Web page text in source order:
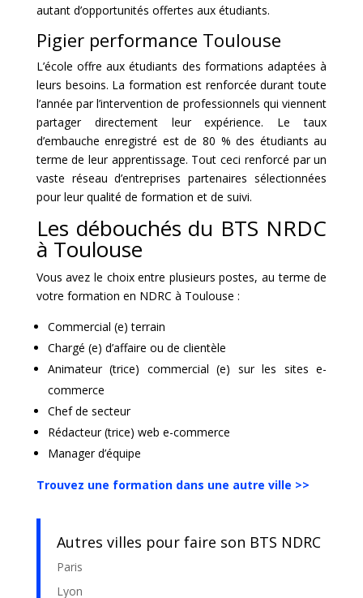
autant d’opportunités offertes aux étudiants.
Pigier performance Toulouse
L’école offre aux étudiants des formations adaptées à
leurs besoins. La formation est renforcée durant toute
l’année par l’intervention de professionnels qui viennent
partager directement leur expérience. Le taux
d’embauche enregistré est de 80 % des étudiants au
terme de leur apprentissage. Tout ceci renforcé par un
vaste réseau d’entreprises partenaires sélectionnées
pour leur qualité de formation et de suivi.
Les débouchés du BTS NRDC
à Toulouse
Vous avez le choix entre plusieurs postes, au terme de
votre formation en NDRC à Toulouse :
Commercial (e) terrain
Chargé (e) d’affaire ou de clientèle
Animateur (trice) commercial (e) sur les sites e-
commerce
Chef de secteur
Rédacteur (trice) web e-commerce
Manager d’équipe
Trouvez une formation dans une autre ville >>
Autres villes pour faire son BTS NDRC
Paris
Lyon